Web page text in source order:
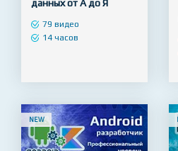
    
     5
Алгоритмы и структуры
данных от А до Я